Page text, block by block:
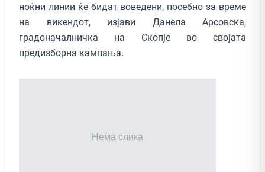
ноќни линии ќе бидат воведени, посебно за време
на викендот, изјави Данела Арсовска,
градоначалничка на Скопје во својата
предизборна кампања.